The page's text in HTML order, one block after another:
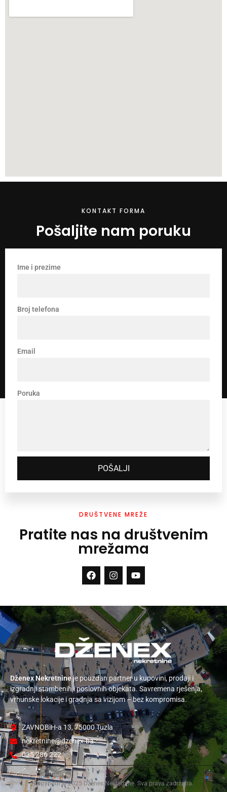
KONTAKT FORMA
Pošaljite nam poruku
Ime i prezime
Broj telefona
Email
Poruka
POŠALJI
DRUŠTVENE MREŽE
Pratite nas na društvenim
mrežama
Dženex Nekretnineje pouzdan partner u kupovini, prodaji i
izgradnji stambenih i poslovnih objekata. Savremena rješenja,
vrhunske lokacije i gradnja sa vizijom – bez kompromisa.
ZAVNOBiH-a 13, 75000 Tuzla
nekretnine@dzenex.ba
035 286 222
Copyright © 2025 Dženex Nekretnine. Sva prava zadržana.